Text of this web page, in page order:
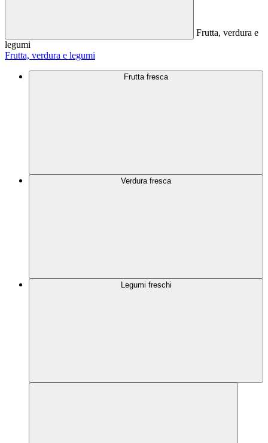
Frutta, verdura e
legumi
Frutta, verdura e legumi
Frutta fresca
Verdura fresca
Legumi freschi